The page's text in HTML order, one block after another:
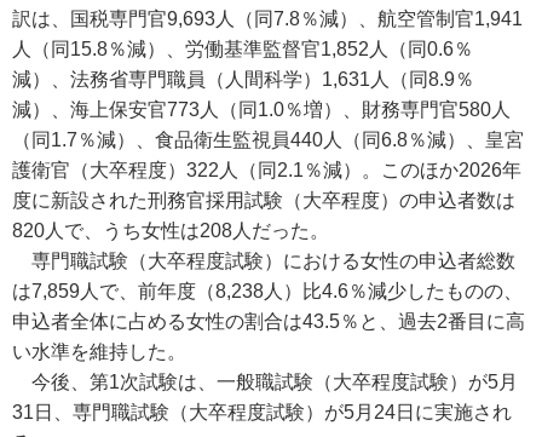
訳は、国税専門官9,693人（同7.8％減）、航空管制官1,941
人（同15.8％減）、労働基準監督官1,852人（同0.6％
減）、法務省専門職員（人間科学）1,631人（同8.9％
減）、海上保安官773人（同1.0％増）、財務専門官580人
（同1.7％減）、食品衛生監視員440人（同6.8％減）、皇宮
護衛官（大卒程度）322人（同2.1％減）。このほか2026年
度に新設された刑務官採用試験（大卒程度）の申込者数は
820人で、うち女性は208人だった。
専門職試験（大卒程度試験）における女性の申込者総数
は7,859人で、前年度（8,238人）比4.6％減少したものの、
申込者全体に占める女性の割合は43.5％と、過去2番目に高
い水準を維持した。
今後、第1次試験は、一般職試験（大卒程度試験）が5月
31日、専門職試験（大卒程度試験）が5月24日に実施され